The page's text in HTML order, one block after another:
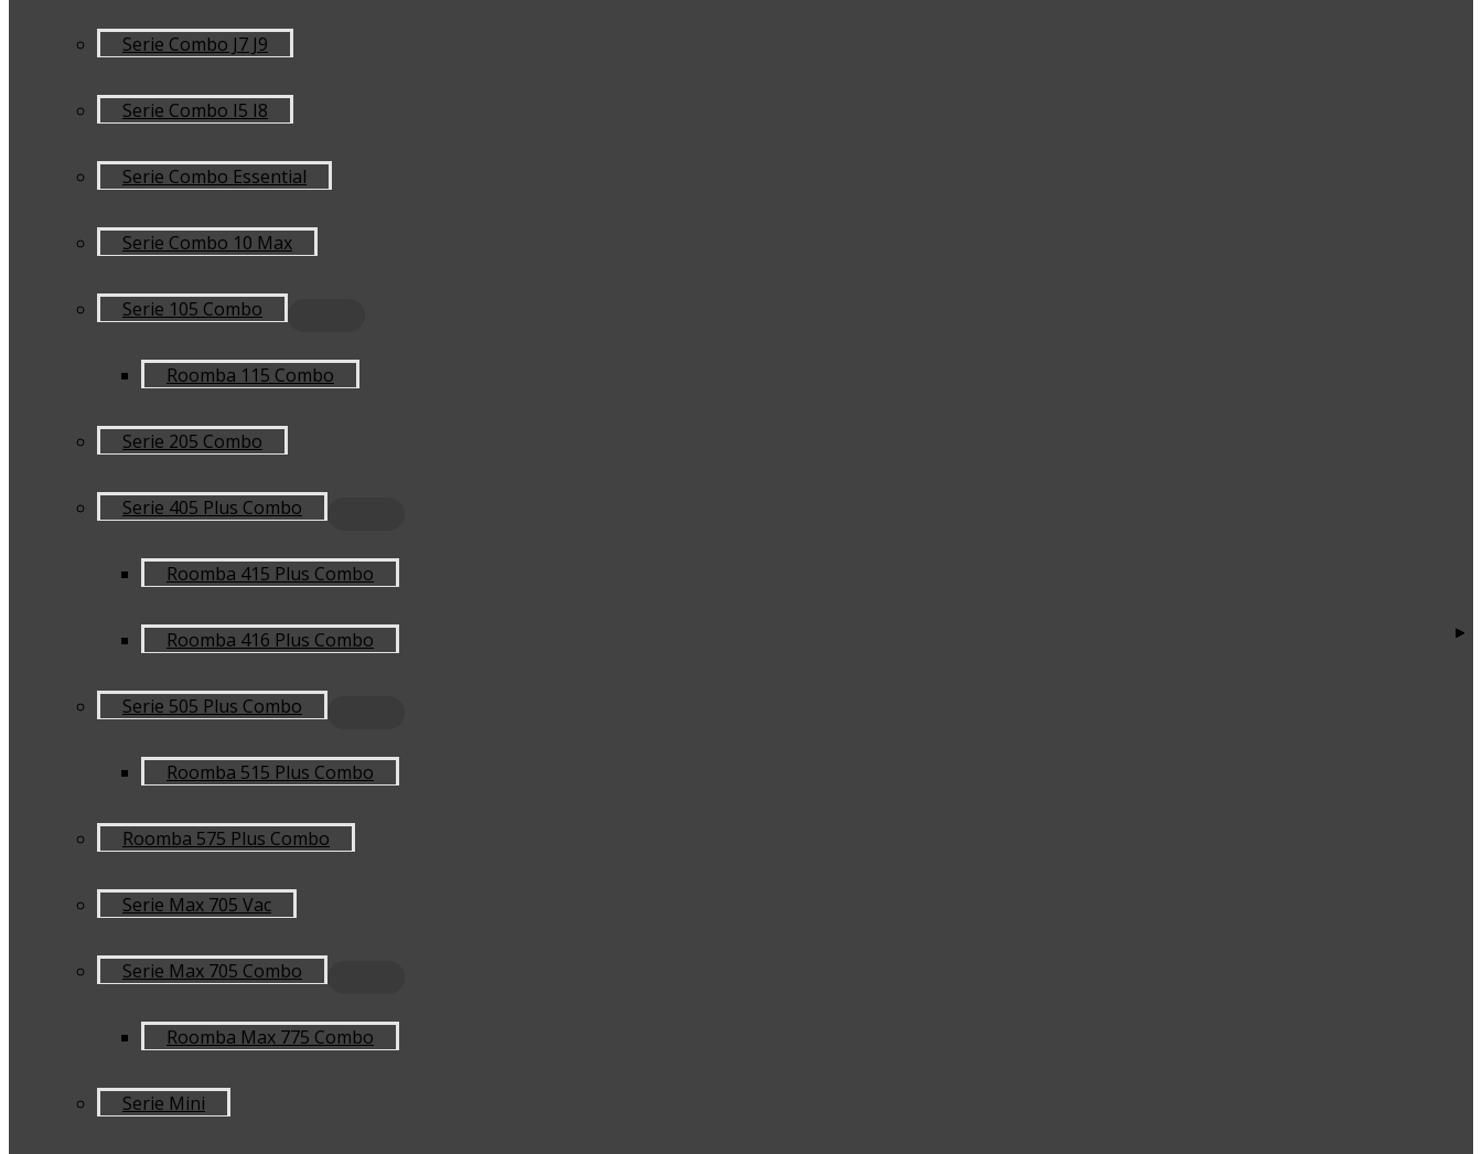
Serie Combo J7 J9
Serie Combo I5 I8
Serie Combo Essential
Serie Combo 10 Max
Serie 105 Combo
Roomba 115 Combo
Serie 205 Combo
Serie 405 Plus Combo
Roomba 415 Plus Combo
Roomba 416 Plus Combo
Serie 505 Plus Combo
Roomba 515 Plus Combo
Roomba 575 Plus Combo
Serie Max 705 Vac
Serie Max 705 Combo
Roomba Max 775 Combo
Serie Mini